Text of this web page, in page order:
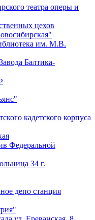
театра оперы и
цехов
им. М.В.
Балтика-
кадетского корпуса
Федеральной
34 г.
депо станция